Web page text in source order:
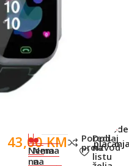
43,00KM
Nema
na
Nema
na
Poredi
proizvod
Dodaj
na
listu
Metode